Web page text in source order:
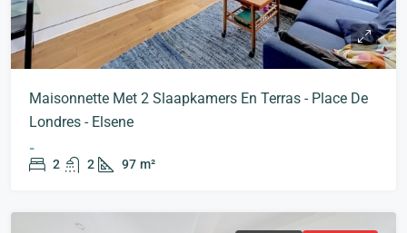
Maisonnette Met 2 Slaapkamers En Terras - Place De
Londres - Elsene
-
2 2 97 m²